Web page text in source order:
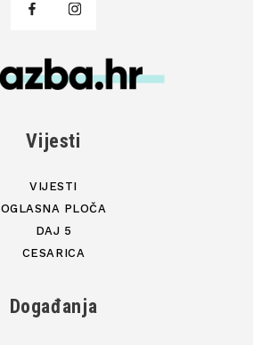
Vijesti
VIJESTI
OGLASNA PLOČA
DAJ 5
CESARICA
Događanja